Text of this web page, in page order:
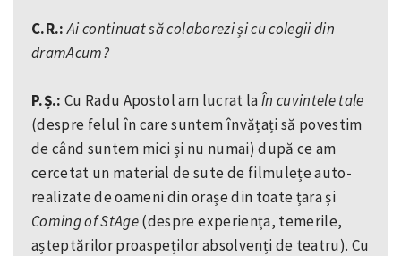
C.R.:Ai continuat să colaborezi și cu colegii din
dramAcum?
P.Ș.: Cu Radu Apostol am lucrat laÎn cuvintele tale
(despre felul în care suntem învățați să povestim
de când suntem mici și nu numai) după ce am
cercetat un material de sute de filmulețe auto-
realizate de oameni din orașe din toate țara și
Coming of StAge(despre experiența, temerile,
așteptărilor proaspeților absolvenți de teatru). Cu